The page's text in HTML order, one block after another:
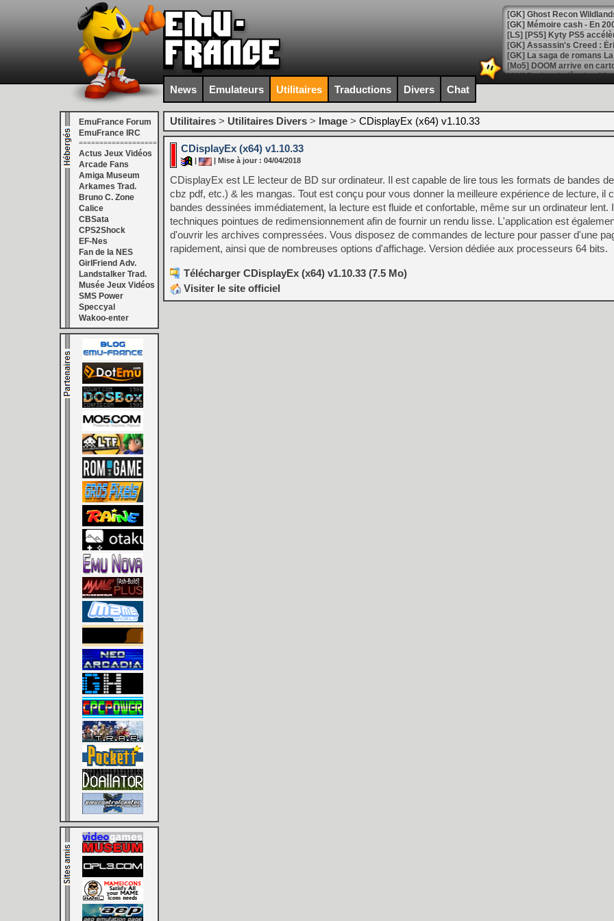
[Mo5] DOOM arrive en
[GK] Bethesda fête les 30
[GK] Roblox : l'action en
[GK] Agenda - GeForce
[GK] Devolver Digital en a
[LS] [PS5] ps5-y2jb-
[GK] Pourquoi Marvel
[GK] Test : Restory : Chill
[GK] GTA 6 : Rockstar
[GK] Hot Wheels Infinite
[GK] Mémoire cash -
[GK] Résultats Nintendo :
[GK] Déjà des
[Mo5] Brickboy cherche à
[GK] Minecraft et ses «
[GK] Beast of
[GK] Ubisoft : fin de partie
[GK] Mémoire cash -
[GK] Dan Houser (GTA)
[GK] Comment EA Sports
[GK] Crimson Moon : un
[GK] Isle of Reveries : le
[GK] Moonlighter 2 : The
[GK] Capcom relance
[Mo5] Deux inédits du
[GK] Le beat'em up The
[GK] Endless Legend 2 :
[LS] [PS5] Le WebKit
News Emulateurs Utilitaires Traductions Divers Chat
EmuFrance Forum
EmuFrance IRC
===================
Actus Jeux Vidéos
Arcade Fans
Amiga Museum
Arkames Trad.
Bruno C. Zone
Calice
CBSata
CPS2Shock
EF-Nes
Fan de la NES
GirlFriend Adv.
Landstalker Trad.
Musée Jeux Vidéos
SMS Power
Speccyal
Wakoo-enter
Utilitaires > Utilitaires Divers > Image > CDisplayEx (x64) v1.10.33
CDisplayEx (x64) v1.10.33
| Mise à jour : 04/04/2018
CDisplayEx est LE lecteur de BD sur ordinateur. Il est capable de lire tous les formats de bandes
cbz pdf, etc.) & les mangas. Tout est conçu pour vous donner la meilleure expérience de lecture, il
bandes dessinées immédiatement, la lecture est fluide et confortable, même sur un ordinateur lent.
techniques pointues de redimensionnement afin de fournir un rendu lisse. L'application est
d'ouvrir les archives compressées. Vous disposez de commandes de lecture pour passer d'une
rapidement, ainsi que de nombreuses options d'affichage. Version dédiée aux processeurs 64 bits.
Télécharger CDisplayEx (x64) v1.10.33 (7.5 Mo)
Visiter le site officiel